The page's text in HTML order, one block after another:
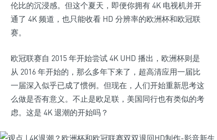
伦比的沉浸感。但这个夏天，即便你拥有 4K 电视机并开
通了 4K 频道，也只能收看 HD 分辨率的欧洲杯和欧冠联
赛。
欧冠联赛自 2015 年开始尝试 4K UHD 播出，欧洲杯则是
从 2016 年开始的，那么多年下来了，超高清应用一届比
一届深入似乎已成了惯例。但现在，人们开始重新思考这
么做是否有意义。不止是欧足联，美国同行也有类似的考
虑。这是 4K 退潮的开始吗？